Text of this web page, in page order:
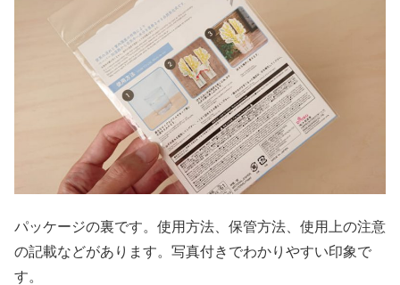
パッケージの裏です。使用方法、保管方法、使用上の注意
の記載などがあります。写真付きでわかりやすい印象で
す。